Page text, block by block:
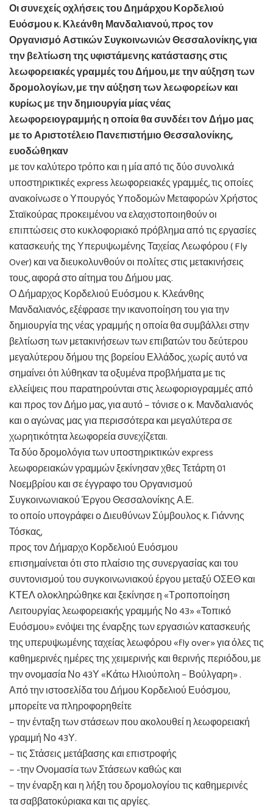
Οι συνεχείς οχλήσεις του Δημάρχου Κορδελιού
Ευόσμου κ. Κλεάνθη Μανδαλιανού, προς τον
Οργανισμό Αστικών Συγκοινωνιών Θεσσαλονίκης, για
την βελτίωση της υφιστάμενης κατάστασης στις
λεωφορειακές γραμμές του Δήμου, με την αύξηση των
δρομολογίων, με την αύξηση των λεωφορείων και
κυρίως με την δημιουργία μίας νέας
λεωφορειογραμμής η οποία θα συνδέει τον Δήμο μας
με το Αριστοτέλειο Πανεπιστήμιο Θεσσαλονίκης,
ευοδώθηκαν
με τον καλύτερο τρόπο και η μία από τις δύο συνολικά
υποστηρικτικές express λεωφορειακές γραμμές, τις οποίες
ανακοίνωσε ο Υπουργός Υποδομών Μεταφορών Χρήστος
Σταϊκούρας προκειμένου να ελαχιστοποιηθούν οι
επιπτώσεις στο κυκλοφοριακό πρόβλημα από τις εργασίες
κατασκευής της Υπερυψωμένης Ταχείας Λεωφόρου ( Fly
Over) και να διευκολυνθούν οι πολίτες στις μετακινήσεις
τους, αφορά στο αίτημα του Δήμου μας.
Ο Δήμαρχος Κορδελιού Ευόσμου κ. Κλεάνθης
Μανδαλιανός, εξέφρασε την ικανοποίηση του για την
δημιουργία της νέας γραμμής η οποία θα συμβάλλει στην
βελτίωση των μετακινήσεων των επιβατών του δεύτερου
μεγαλύτερου δήμου της βορείου Ελλάδος, χωρίς αυτό να
σημαίνει ότι λύθηκαν τα οξυμένα προβλήματα με τις
ελλείψεις που παρατηρούνται στις λεωφοριογραμμές από
και προς τον Δήμο μας, για αυτό – τόνισε ο κ. Μανδαλιανός
και ο αγώνας μας για περισσότερα και μεγαλύτερα σε
χωρητικότητα λεωφορεία συνεχίζεται.
Τα δύο δρομολόγια των υποστηρικτικών express
λεωφορειακών γραμμών ξεκίνησαν χθες Τετάρτη 01
Νοεμβρίου και σε έγγραφο του Οργανισμού
Συγκοινωνιακού Έργου Θεσσαλονίκης Α.Ε.
το οποίο υπογράφει ο Διευθύνων Σύμβουλος κ. Γιάννης
Τόσκας,
προς τον Δήμαρχο Κορδελιού Ευόσμου
επισημαίνεται ότι στο πλαίσιο της συνεργασίας και του
συντονισμού του συγκοινωνιακού έργου μεταξύ ΟΣΕΘ και
ΚΤΕΛ ολοκληρώθηκε και ξεκίνησε η «Τροποποίηση
Λειτουργίας λεωφορειακής γραμμής Νο 43» «Τοπικό
Ευόσμου» ενόψει της έναρξης των εργασιών κατασκευής
της υπερυψωμένης ταχείας λεωφόρου «fly over» για όλες τις
καθημερινές ημέρες της χειμερινής και θερινής περιόδου, με
την ονομασία Νο 43Υ «Κάτω Ηλιούπολη – Βούλγαρη» .
Από την ιστοσελίδα του Δήμου Κορδελιού Ευόσμου,
μπορείτε να πληροφορηθείτε
– την ένταξη των στάσεων που ακολουθεί η λεωφορειακή
γραμμή Νο 43Υ.
– τις Στάσεις μετάβασης και επιστροφής
– -την Ονομασία των Στάσεων καθώς και
– την έναρξη και η λήξη του δρομολογίου τις καθημερινές
τα σαββατοκύριακα και τις αργίες.